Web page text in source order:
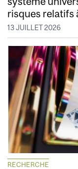
risques relatifs
13 JUILLET 2026
RECHERCHE